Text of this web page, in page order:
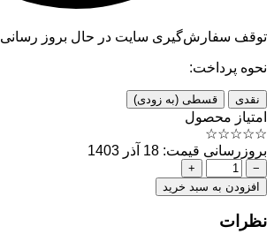
توقف سفارش‌گیری سایت در حال بروز رسانی
نحوه پرداخت:
نقدی قسطی (به زودی)
امتیاز محصول
☆
☆
☆
☆
☆
بروزرسانی قیمت: 18 آذر 1403
−
+
افزودن به سبد خرید
نظرات